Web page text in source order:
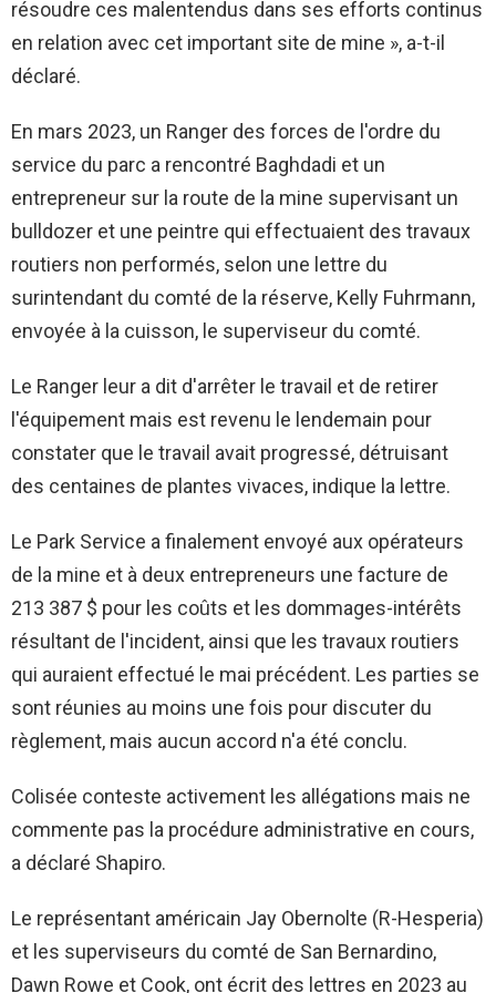
résoudre ces malentendus dans ses efforts continus
en relation avec cet important site de mine », a-t-il
déclaré.
En mars 2023, un Ranger des forces de l'ordre du
service du parc a rencontré Baghdadi et un
entrepreneur sur la route de la mine supervisant un
bulldozer et une peintre qui effectuaient des travaux
routiers non performés, selon une lettre du
surintendant du comté de la réserve, Kelly Fuhrmann,
envoyée à la cuisson, le superviseur du comté.
Le Ranger leur a dit d'arrêter le travail et de retirer
l'équipement mais est revenu le lendemain pour
constater que le travail avait progressé, détruisant
des centaines de plantes vivaces, indique la lettre.
Le Park Service a finalement envoyé aux opérateurs
de la mine et à deux entrepreneurs une facture de
213 387 $ pour les coûts et les dommages-intérêts
résultant de l'incident, ainsi que les travaux routiers
qui auraient effectué le mai précédent. Les parties se
sont réunies au moins une fois pour discuter du
règlement, mais aucun accord n'a été conclu.
Colisée conteste activement les allégations mais ne
commente pas la procédure administrative en cours,
a déclaré Shapiro.
Le représentant américain Jay Obernolte (R-Hesperia)
et les superviseurs du comté de San Bernardino,
Dawn Rowe et Cook, ont écrit des lettres en 2023 au